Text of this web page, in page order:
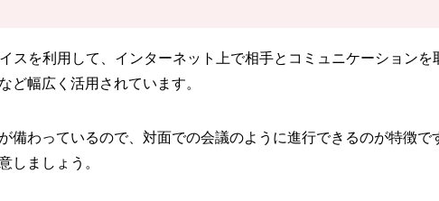
スを利用して、インターネット上で相手とコミュニケーション
ど幅広く活用されています。
わっているので、対面での会議のように進行できるのが特徴
しましょう。